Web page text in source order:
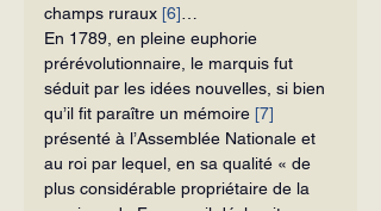
champs ruraux [6]
En 1789, en pleine euphorie
prérévolutionnaire, le marquis fut
séduit par les idées nouvelles, si bien
qu’il fit paraître un mémoire [7]
présenté à l’Assemblée Nationale et
au roi par lequel, en sa qualité « de
plus considérable propriétaire de la